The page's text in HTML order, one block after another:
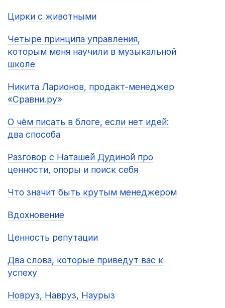
Цирки с животными
Четыре принципа управления,
которым меня научили в музыкальной
школе
Никита Ларионов, продакт-менеджер
«Сравни.ру»
О чём писать в блоге, если нет идей:
два способа
Разговор с Наташей Дудиной про
ценности, опоры и поиск себя
Что значит быть крутым менеджером
Вдохновение
Ценность репутации
Два слова, которые приведут вас к
успеху
Новруз, Навруз, Наурыз